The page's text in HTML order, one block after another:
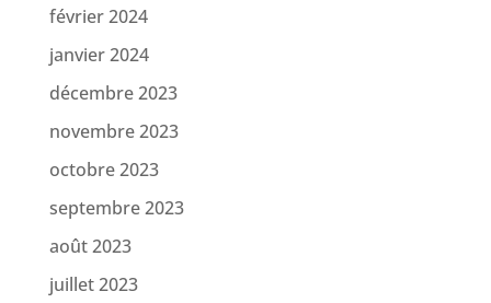
février 2024
janvier 2024
décembre 2023
novembre 2023
octobre 2023
septembre 2023
août 2023
juillet 2023